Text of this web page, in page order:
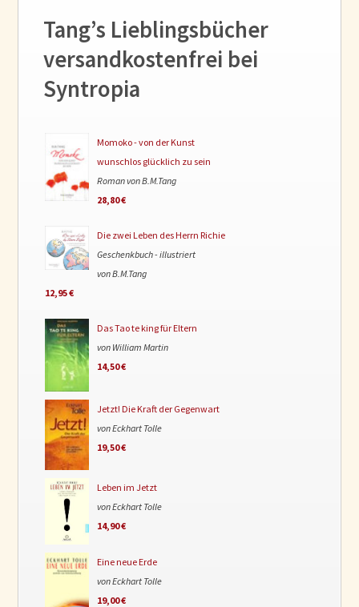
Tang’s Lieblingsbücher
versandkostenfrei bei
Syntropia
Momoko - von der Kunst
wunschlos glücklich zu sein
Roman von B.M.Tang
28,80 €
Die zwei Leben des Herrn Richie
Geschenkbuch - illustriert
von B.M.Tang
12,95 €
Das Tao te king für Eltern
von William Martin
14,50 €
Jetzt! Die Kraft der Gegenwart
von Eckhart Tolle
19,50 €
Leben im Jetzt
von Eckhart Tolle
14,90 €
Eine neue Erde
von Eckhart Tolle
19,00 €